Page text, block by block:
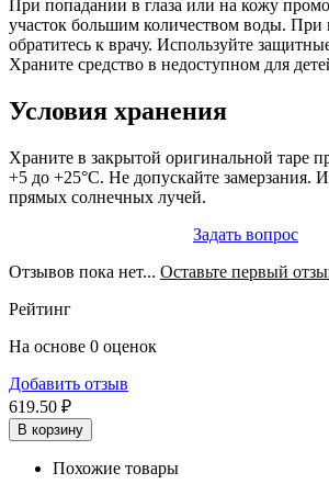
При попадании в глаза или на кожу
участок большим количеством воды. При
обратитесь к врачу. Используйте
Храните средство в недоступном для
Условия хранения
Храните в закрытой оригинальной таре
+5 до +25°C. Не допускайте замерзания.
прямых солнечных лучей.
Задать вопрос
Отзывов пока нет... Оставьте первый
Рейтинг
На основе 0 оценок
Добавить отзыв
619.50 ₽
В корзину
Похожие товары